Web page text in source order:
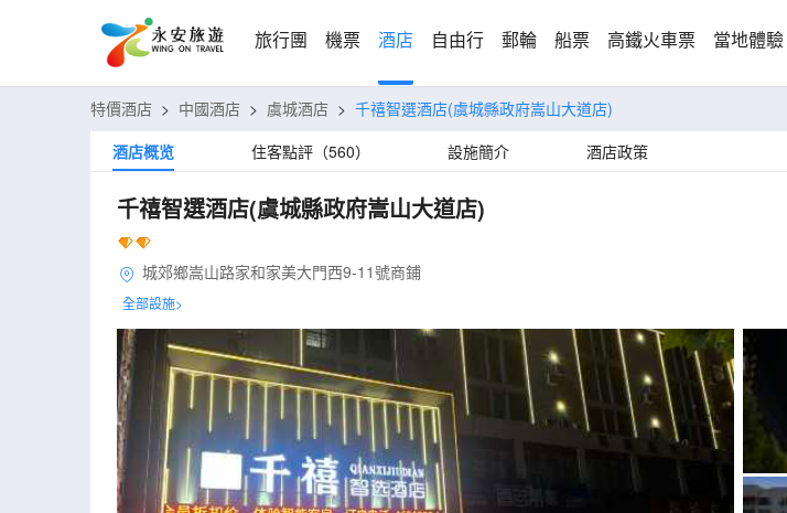
旅行團 機票 酒店 自由行 郵輪 船票 高鐵火車票 當地體驗
特價酒店 > 中國酒店 > 虞城酒店 > 千禧智選酒店(虞城縣政府嵩山大道店)
酒店概览
住客點評（560） 設施簡介 酒店政策
千禧智選酒店(虞城縣政府嵩山大道店)
城郊鄉嵩山路家和家美大門西9-11號商鋪
全部設施>